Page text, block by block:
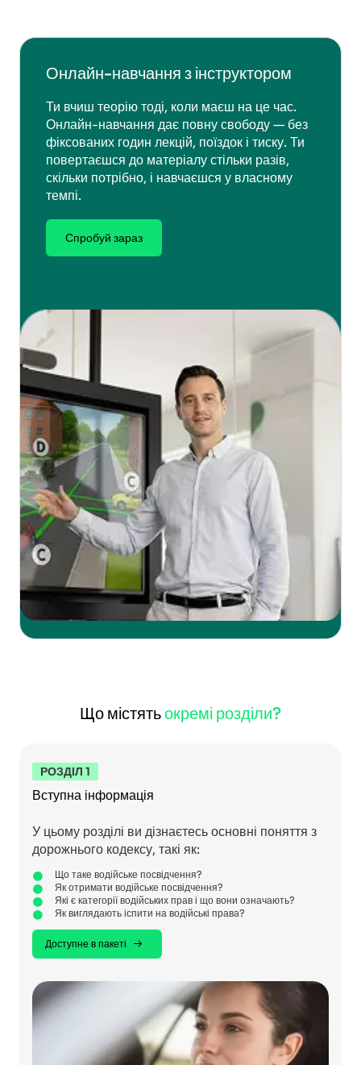
Онлайн-навчання з інструктором
Ти вчиш теорію тоді, коли маєш на це час.
Онлайн-навчання дає повну свободу — без
фіксованих годин лекцій, поїздок і тиску. Ти
повертаєшся до матеріалу стільки разів,
скільки потрібно, і навчаєшся у власному
темпі.
Спробуй зараз
Що містятьокремі розділи?
РОЗДІЛ 1
Вступна інформація
У цьому розділі ви дізнаєтесь основні поняття з
дорожнього кодексу, такі як:
Що таке водійське посвідчення?
Як отримати водійське посвідчення?
Які є категорії водійських прав і що вони означають?
Як виглядають іспити на водійські права?
Доступне в пакеті